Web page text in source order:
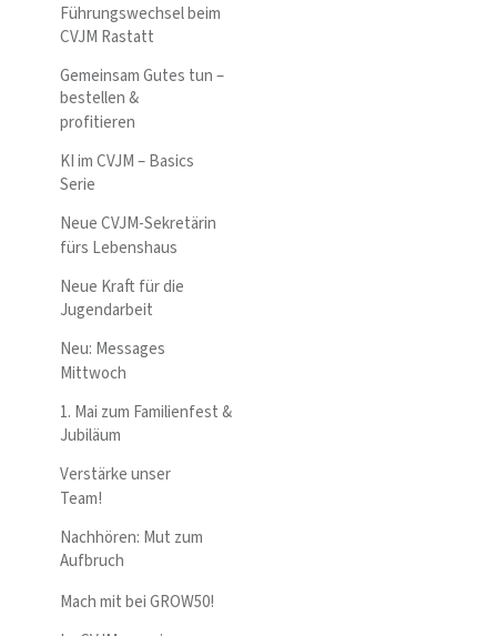
Führungswechsel beim
CVJM Rastatt
Gemeinsam Gutes tun –
bestellen &
profitieren
KI im CVJM – Basics
Serie
Neue CVJM-Sekretärin
fürs Lebenshaus
Neue Kraft für die
Jugendarbeit
Neu: Messages
Mittwoch
1. Mai zum Familienfest &
Jubiläum
Verstärke unser
Team!
Nachhören: Mut zum
Aufbruch
Mach mit bei GROW50!